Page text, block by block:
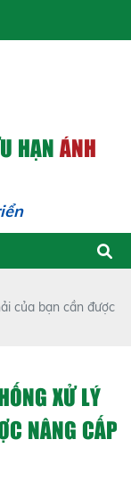
HẠNÁNH
Trá
của bạn cần được
XỬ LÝ
NÂNG CẤP